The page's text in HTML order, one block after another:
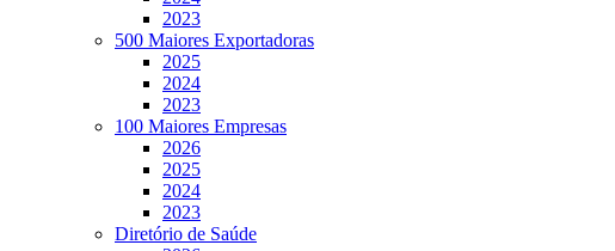
2023
500 Maiores Exportadoras
2025
2024
2023
100 Maiores Empresas
2026
2025
2024
2023
Diretório de Saúde